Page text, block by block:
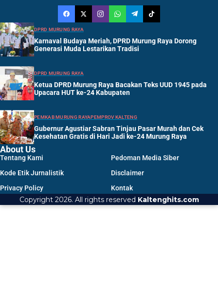
DPRD MURUNG RAYA
Karnaval Budaya Meriah, DPRD Murung Raya Dorong
Generasi Muda Lestarikan Tradisi
DPRD MURUNG RAYA
Ketua DPRD Murung Raya Bacakan Teks UUD 1945 pada
Upacara HUT ke-24 Kabupaten
PEMKAB MURUNG RAYAPEMPROV KALTENG
Gubernur Agustiar Sabran Tinjau Pasar Murah dan Cek
Kesehatan Gratis di Hari Jadi ke-24 Murung Raya
About Us
Tentang Kami
Pedoman Media Siber
Kode Etik Jurnalistik
Disclaimer
Privacy Policy
Kontak
Copyright 2026. All rights reserved Kaltenghits.com